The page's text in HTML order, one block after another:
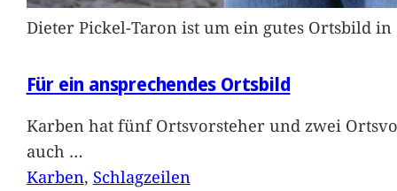
Dieter Pickel-Taron ist um ein gutes Ortsbild
Für ein ansprechendes Ortsbild
Karben hat fünf Ortsvorsteher und zwei
auch …
Karben, Schlagzeilen